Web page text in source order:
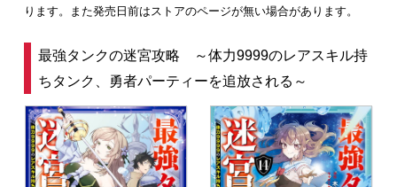
ります。また発売日前はストアのページが無い場合があります。
最強タンクの迷宮攻略 ～体力9999のレアスキル持
ちタンク、勇者パーティーを追放される～